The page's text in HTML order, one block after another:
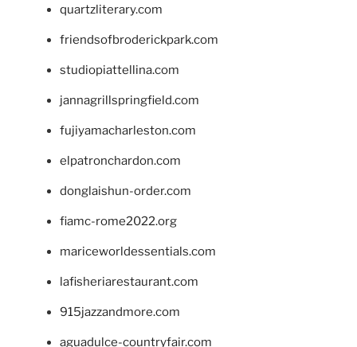
quartzliterary.com
friendsofbroderickpark.com
studiopiattellina.com
jannagrillspringfield.com
fujiyamacharleston.com
elpatronchardon.com
donglaishun-order.com
fiamc-rome2022.org
mariceworldessentials.com
lafisheriarestaurant.com
915jazzandmore.com
aguadulce-countryfair.com